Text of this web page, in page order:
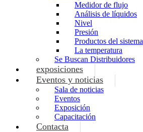
Medidor de flujo
Análisis de líquidos
Nivel
Presión
Productos del sistema
La temperatura
Se Buscan Distribuidores
exposiciones
Eventos y noticias
Sala de noticias
Eventos
Exposición
Capacitación
Contacta